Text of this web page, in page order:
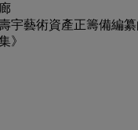
宇藝術資產正籌備編纂
》